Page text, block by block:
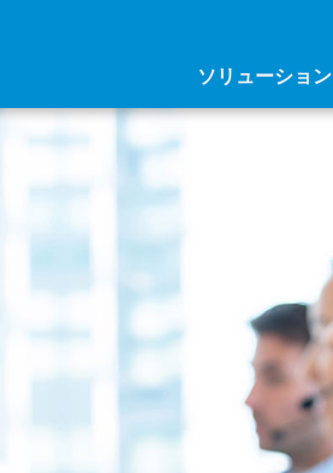
ソリューション